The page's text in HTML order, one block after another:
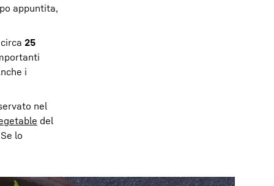
appuntita,
25
i
nel
del
lo